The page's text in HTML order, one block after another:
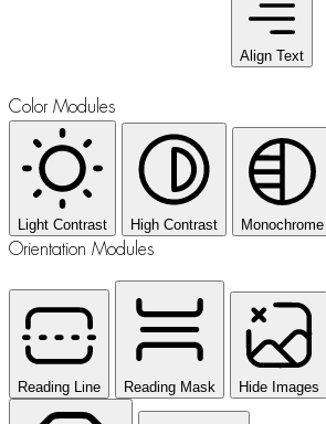
Align Text
Color Modules
Light Contrast High Contrast Monochrome
Orientation Modules
Reading Line Reading Mask Hide Images